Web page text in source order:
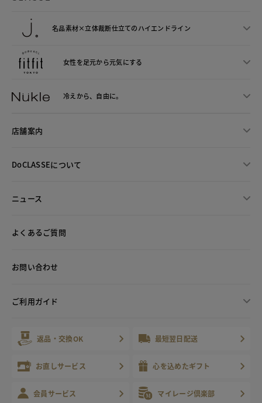
名品素材×立体裁断仕立てのハイエンドライン
女性を足元から元気にする
冷えから、 自由に。
店舗案内
DoCLASSEについて
ニュース
よくあるご質問
お問い合わせ
ご利用ガイド
返品・交換OK 最短翌日配送
お直しサービス 心を込めたギフト
会員サービス マイレージ倶楽部